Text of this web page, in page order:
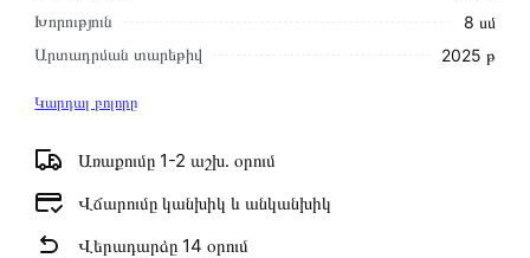
Խորություն
8 սմ
Արտադրման տարեթիվ
2025 թ
Կարդալ բոլորը
Առաքումը 1-2 աշխ․ օրում
Վճարումը կանխիկ և անկանխիկ
Վերադարձը 14 օրում